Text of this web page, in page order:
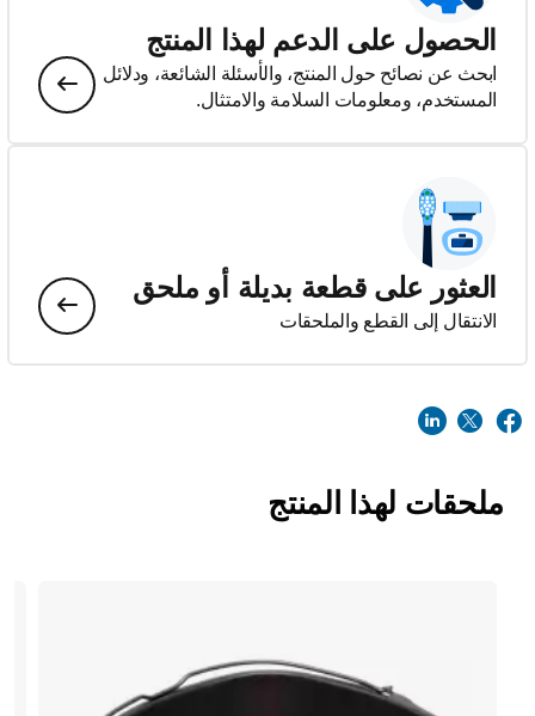
الحصول على الدعم لهذا المنتج
ابحث عن نصائح حول المنتج، والأسئلة الشائعة، ودلائل
المستخدم، ومعلومات السلامة والامتثال.
العثور على قطعة بديلة أو ملحق
الانتقال إلى القطع والملحقات
ملحقات لهذا المنتج